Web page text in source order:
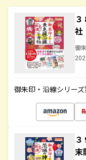
社
御
御朱印・沿線シリー
末